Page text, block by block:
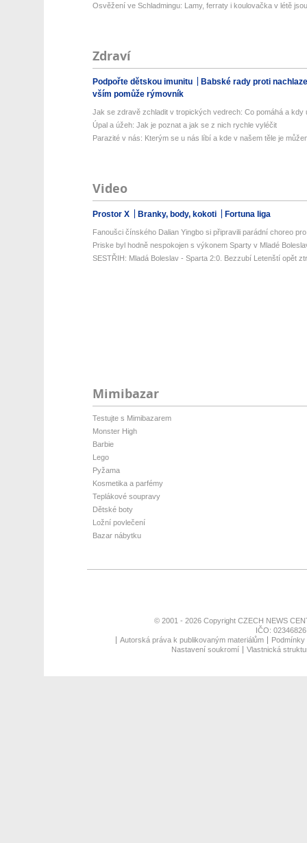
Osvěžení ve Schladmingu: Lamy, ferraty i koulovačka v létě
Zdraví
Podpořte dětskou imunitu
Babské rady proti
vším pomůže rýmovník
Jak se zdravě zchladit v tropických vedrech: Co pomáhá a kdy
Úpal a úžeh: Jak je poznat a jak se z nich rychle vyléčit
Parazité v nás: Kterým se u nás líbí a kde v našem těle je
Video
Prostor X Branky, body, kokoti Fortuna liga
Fanoušci čínského Dalian Yingbo si připravili parádní choreo
Priske byl hodně nespokojen s výkonem Sparty v Mladé
SESTŘIH: Mladá Boleslav - Sparta 2:0. Bezzubí Letenští opět
Mimibazar
Testujte s Mimibazarem
Monster High
Barbie
Lego
Pyžama
Kosmetika a parfémy
Teplákové soupravy
Dětské boty
Ložní povlečení
Bazar nábytku
© 2001 - 2026 Copyright CZECH NEWS
IČO:
Autorská práva k publikovaným materiálům
Nastavení soukromí
Vlastnická